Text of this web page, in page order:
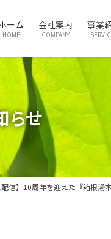
ーム
HOME
会社案内
COMPANY
事業
らせ
配信】10周年を迎えた『箱根